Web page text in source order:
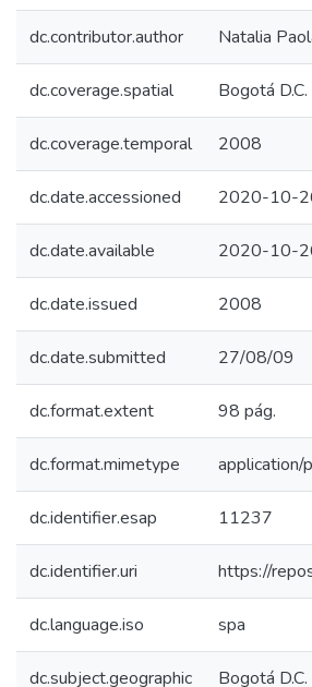
dc.contributor.author Natalia
dc.coverage.spatial Bogotá
dc.coverage.temporal 2008
dc.date.accessioned 2020-10-
dc.date.available 2020-10-
dc.date.issued 2008
dc.date.submitted 27/08/09
dc.format.extent 98 pág.
dc.format.mimetype application/
dc.identifier.esap 11237
dc.identifier.uri https://
dc.language.iso spa
dc.subject.geographic Bogotá